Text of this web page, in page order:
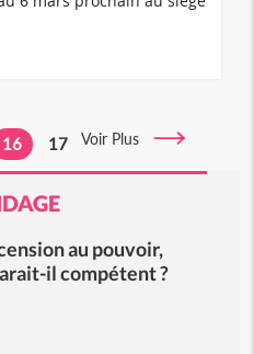
16 17 Voir Plus
au pouvoir,
il compétent ?